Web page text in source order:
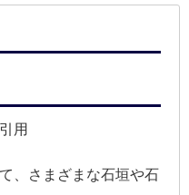
用
、さまざまな石垣や石